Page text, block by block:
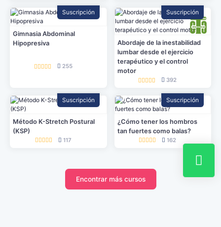
Suscripción
Gimnasia Abdominal
Hipopresiva
255
Suscripción
Abordaje de la inestabilidad
lumbar desde el ejercicio
terapéutico y el control
motor
392
Suscripción
Método K-Stretch Postural
(KSP)
117
Suscripción
¿Cómo tener los hombros
tan fuertes como balas?
162
Encontrar más cursos